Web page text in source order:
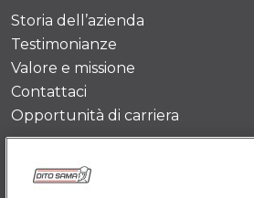
Storia dell’azienda
Testimonianze
Valore e missione
Contattaci
Opportunità di carriera
POLICY IT